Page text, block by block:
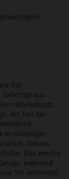
mit
Gefertigt aus
Blockabsatz,
Als Teil der
erstklassiger
Daraus
Das weiche
während
Stil verbindet.